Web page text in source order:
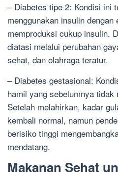
– Diabetes tipe 2: Kondisi ini
menggunakan insulin
memproduksi cukup insulin.
diatasi melalui perubahan
sehat, dan olahraga teratur.
– Diabetes gestasional:
hamil yang sebelumnya
Setelah melahirkan, kadar
kembali normal, namun
berisiko tinggi
mendatang.
Makanan Sehat